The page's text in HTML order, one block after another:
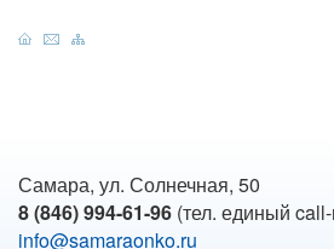
Самара, ул. Солнечная, 50
8 (846) 994-61-96 (тел. единый
info@samaraonko.ru